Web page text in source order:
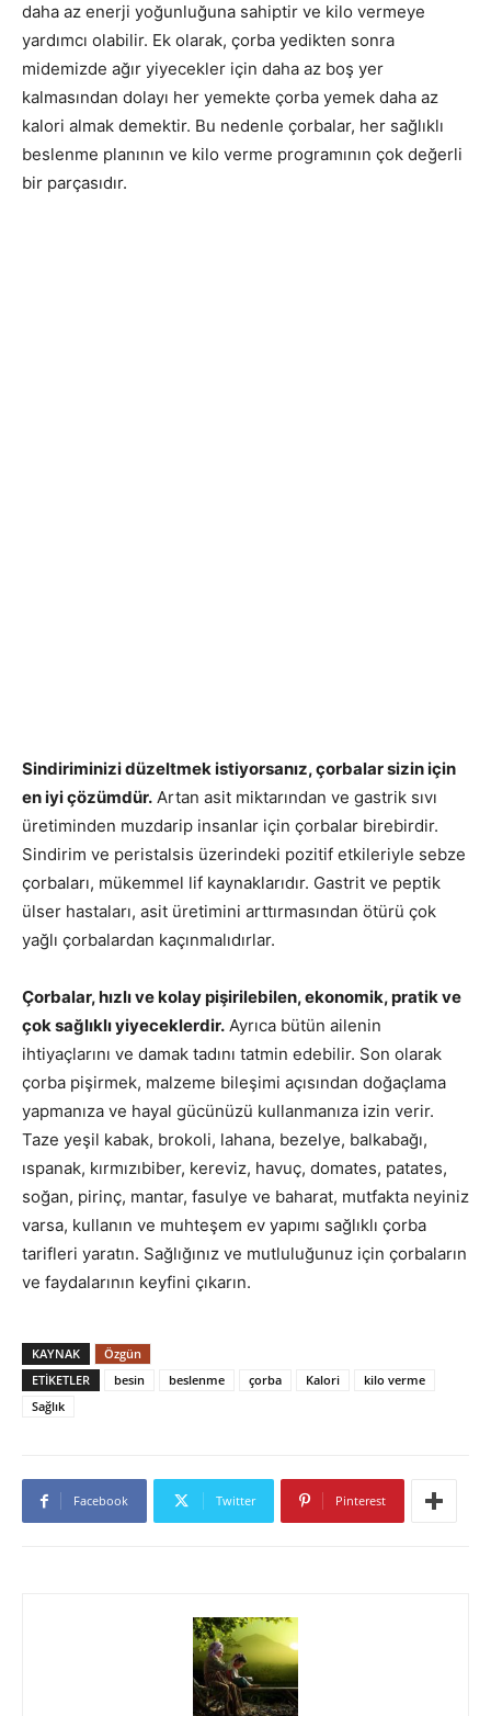
daha az enerji yoğunluğuna sahiptir ve kilo vermeye
yardımcı olabilir. Ek olarak, çorba yedikten sonra
midemizde ağır yiyecekler için daha az boş yer
kalmasından dolayı her yemekte çorba yemek daha az
kalori almak demektir. Bu nedenle çorbalar, her sağlıklı
beslenme planının ve kilo verme programının çok değerli
bir parçasıdır.
Sindiriminizi düzeltmek istiyorsanız, çorbalar sizin için
en iyi çözümdür. Artan asit miktarından ve gastrik sıvı
üretiminden muzdarip insanlar için çorbalar birebirdir.
Sindirim ve peristalsis üzerindeki pozitif etkileriyle sebze
çorbaları, mükemmel lif kaynaklarıdır. Gastrit ve peptik
ülser hastaları, asit üretimini arttırmasından ötürü çok
yağlı çorbalardan kaçınmalıdırlar.
Çorbalar, hızlı ve kolay pişirilebilen, ekonomik, pratik ve
çok sağlıklı yiyeceklerdir. Ayrıca bütün ailenin
ihtiyaçlarını ve damak tadını tatmin edebilir. Son olarak
çorba pişirmek, malzeme bileşimi açısından doğaçlama
yapmanıza ve hayal gücünüzü kullanmanıza izin verir.
Taze yeşil kabak, brokoli, lahana, bezelye, balkabağı,
ıspanak, kırmızıbiber, kereviz, havuç, domates, patates,
soğan, pirinç, mantar, fasulye ve baharat, mutfakta neyiniz
varsa, kullanın ve muhteşem ev yapımı sağlıklı çorba
tarifleri yaratın. Sağlığınız ve mutluluğunuz için çorbaların
ve faydalarının keyfini çıkarın.
KAYNAK
Özgün
ETIKETLER
besin beslenme çorba Kalori
kilo verme
Sağlık
Facebook Twitter Pinterest